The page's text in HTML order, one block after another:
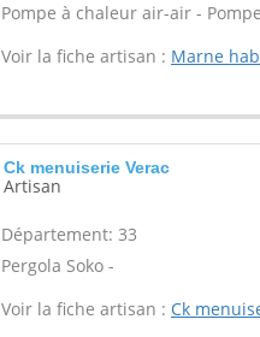
Pompe à chaleur air-air -
Voir la fiche artisan : Marne
Ck menuiserie Verac
Artisan
Département: 33
Pergola Soko -
Voir la fiche artisan : Ck